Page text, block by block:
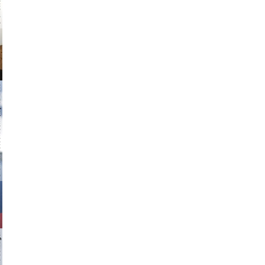
foto